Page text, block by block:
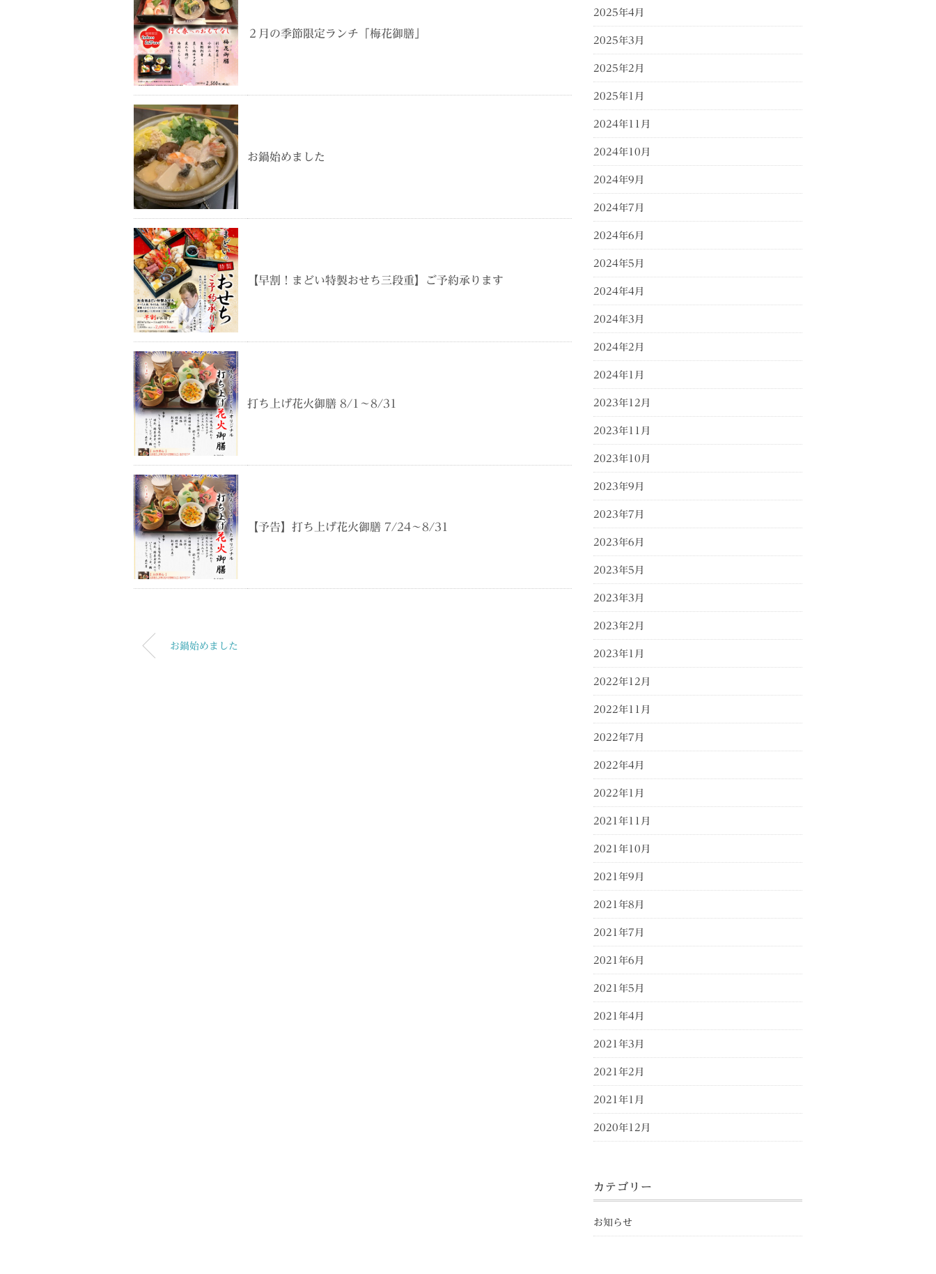
２月の季節限定ランチ「梅花御膳」
お鍋始めました
【早割！まどい特製おせち三段重】ご予約承ります
打ち上げ花火御膳 8/1～8/31
【予告】打ち上げ花火御膳 7/24～8/31
お鍋始めました
2025年4月
2025年3月
2025年2月
2025年1月
2024年11月
2024年10月
2024年9月
2024年7月
2024年6月
2024年5月
2024年4月
2024年3月
2024年2月
2024年1月
2023年12月
2023年11月
2023年10月
2023年9月
2023年7月
2023年6月
2023年5月
2023年3月
2023年2月
2023年1月
2022年12月
2022年11月
2022年7月
2022年4月
2022年1月
2021年11月
2021年10月
2021年9月
2021年8月
2021年7月
2021年6月
2021年5月
2021年4月
2021年3月
2021年2月
2021年1月
2020年12月
カテゴリー
お知らせ